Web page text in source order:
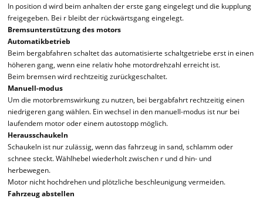
In position d wird beim anhalten der erste gang eingelegt und die kupplung
freigegeben. Bei r bleibt der rückwärtsgang eingelegt.
Bremsunterstützung des motors
Automatikbetrieb
Beim bergabfahren schaltet das automatisierte schaltgetriebe erst in einen
höheren gang, wenn eine relativ hohe motordrehzahl erreicht ist.
Beim bremsen wird rechtzeitig zurückgeschaltet.
Manuell-modus
Um die motorbremswirkung zu nutzen, bei bergabfahrt rechtzeitig einen
niedrigeren gang wählen. Ein wechsel in den manuell-modus ist nur bei
laufendem motor oder einem autostopp möglich.
Herausschaukeln
Schaukeln ist nur zulässig, wenn das fahrzeug in sand, schlamm oder
schnee steckt. Wählhebel wiederholt zwischen r und d hin- und
herbewegen.
Motor nicht hochdrehen und plötzliche beschleunigung vermeiden.
Fahrzeug abstellen